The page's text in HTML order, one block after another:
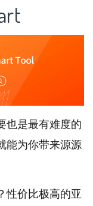
也是最有难度的
能为你带来源源
性价比极高的亚